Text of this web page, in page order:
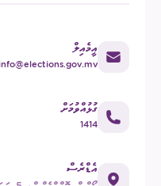
އީމެއިލް
info@elections.gov.mv
ގުޅުއްވުމަށް
1414
އެޑްރެސް